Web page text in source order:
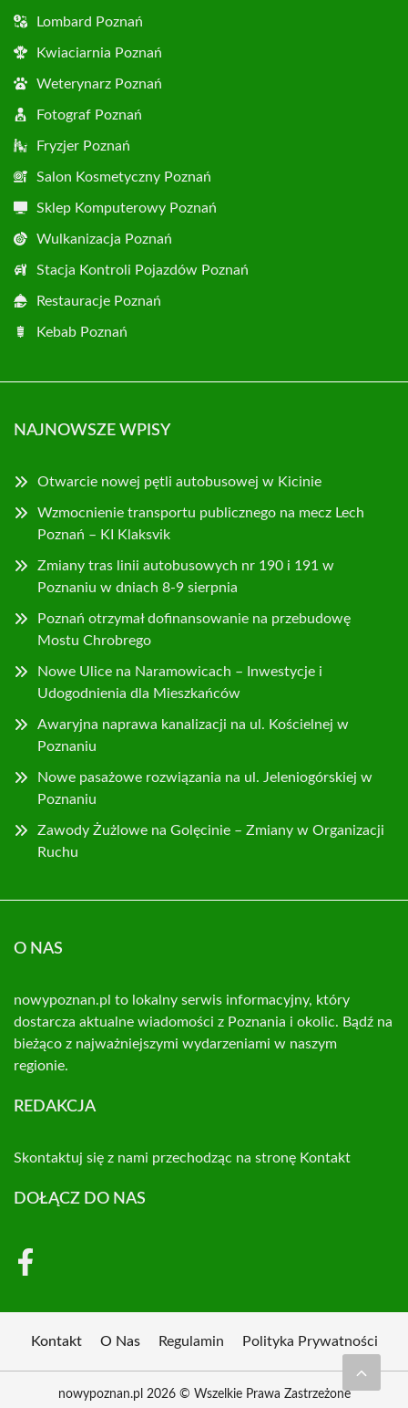
Lombard Poznań
Kwiaciarnia Poznań
Weterynarz Poznań
Fotograf Poznań
Fryzjer Poznań
Salon Kosmetyczny Poznań
Sklep Komputerowy Poznań
Wulkanizacja Poznań
Stacja Kontroli Pojazdów Poznań
Restauracje Poznań
Kebab Poznań
NAJNOWSZE WPISY
Otwarcie nowej pętli autobusowej w Kicinie
Wzmocnienie transportu publicznego na mecz Lech
Poznań – KI Klaksvik
Zmiany tras linii autobusowych nr 190 i 191 w
Poznaniu w dniach 8-9 sierpnia
Poznań otrzymał dofinansowanie na przebudowę
Mostu Chrobrego
Nowe Ulice na Naramowicach – Inwestycje i
Udogodnienia dla Mieszkańców
Awaryjna naprawa kanalizacji na ul. Kościelnej w
Poznaniu
Nowe pasażowe rozwiązania na ul. Jeleniogórskiej w
Poznaniu
Zawody Żużlowe na Golęcinie – Zmiany w Organizacji
Ruchu
O NAS
nowypoznan.pl to lokalny serwis informacyjny, który
dostarcza aktualne wiadomości z Poznania i okolic. Bądź na
bieżąco z najważniejszymi wydarzeniami w naszym
regionie.
REDAKCJA
Skontaktuj się z nami przechodząc na stronę Kontakt
DOŁĄCZ DO NAS
Kontakt O Nas Regulamin Polityka Prywatności
nowypoznan.pl 2026 © Wszelkie Prawa Zastrzeżone